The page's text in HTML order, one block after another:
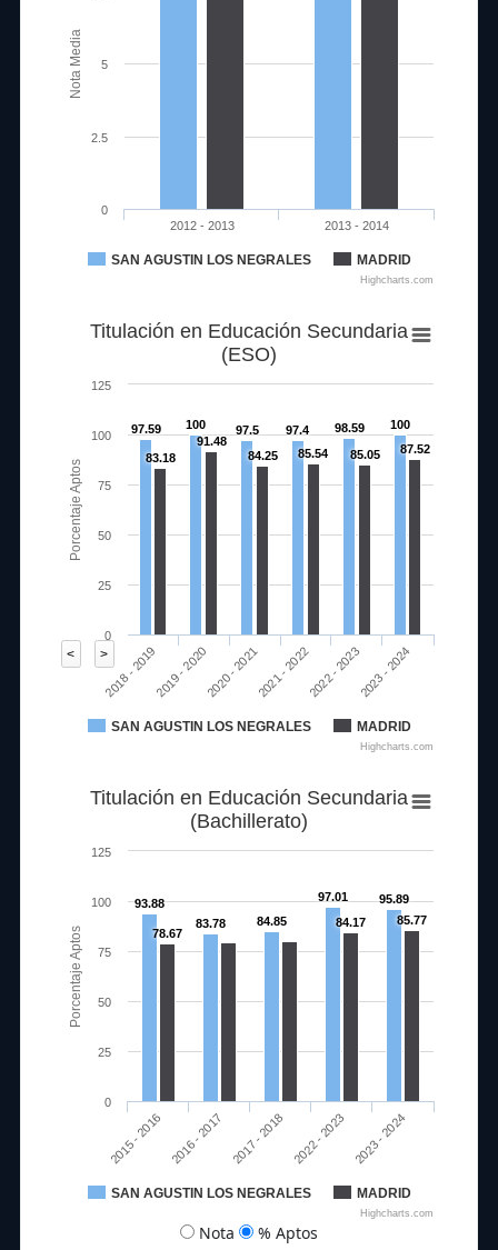
Nota Media
SAN AGUSTIN LOS NEGRALES MADRID
2012 - 2013 2013 - 2014
0
2.5
5
Highcharts.com
< >
Porcentaje Aptos
Titulación en Educación Secundaria
(ESO)
97.59 100 97.5 97.4 98.59 100
83.18
91.48
84.25
85.54 85.05 87.52
SAN AGUSTIN LOS NEGRALES MADRID
2018 - 20192019 - 20202020 - 20212021 - 20222022 - 20232023 - 2024
0
25
50
75
100
125
Highcharts.com
Porcentaje Aptos
Titulación en Educación Secundaria
(Bachillerato)
93.88
83.78
84.85
97.01 95.89
78.67
84.17 85.77
SAN AGUSTIN LOS NEGRALES MADRID
2015 - 2016 2016 - 2017 2017 - 2018 2022 - 2023 2023 - 2024
0
25
50
75
100
125
Highcharts.com
Nota % Aptos